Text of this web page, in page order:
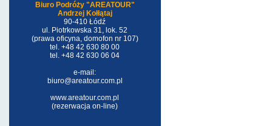
Biuro Podróży "AREATOUR"
Andrzej Kołłątaj
90-410 Łódź
ul. Piotrkowska 31, lok. 52
(prawa oficyna, domofon nr 107)
tel. +48 42 630 80 00
tel. +48 42 630 06 04
e-mail:
biuro@areatour.com.pl
www.areatour.com.pl
(rezerwacja on-line)